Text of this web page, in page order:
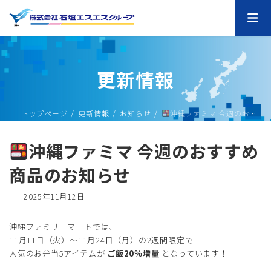
ン
ツ
ス
ー
シ
ン
更新情報
トップページ 更新情報 お知らせ 沖縄ファミマ 今週のおすすめ商品のお知らせ
沖縄ファミマ 今週のおすすめ
商品のお知らせ
最
新
日
時
2025年11月12日
沖縄ファミリーマートでは、
11月11日（火）～11月24日（月）の2週間限定で
人気のお弁当5アイテムが ご飯20％増量 となっています！